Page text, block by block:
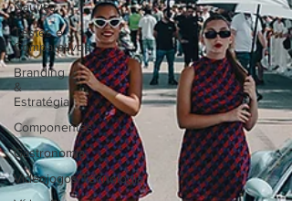
Náutica
Testes e
Comparativos
Branding
&
Estratégia
Componentes
Gastronomia
Videojogos/Tecnologia